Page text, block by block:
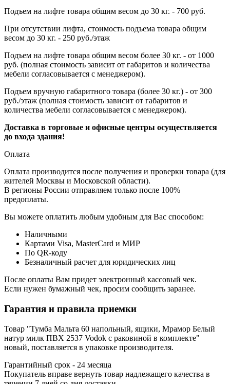
Подъем на лифте товара общим весом до 30 кг. - 700 руб.
При отсутствии лифта, стоимость подъема товара общим
весом до 30 кг. - 250 руб./этаж
Подъем на лифте товара общим весом более 30 кг. - от 1000
руб. (полная стоимость зависит от габаритов и количества
мебели согласовывается с менеджером).
Подъем вручную габаритного товара (более 30 кг.) - от 300
руб./этаж (полная стоимость зависит от габаритов и
количества мебели согласовывается с менеджером).
Доставка в торговые и офисные центры осуществляется
до входа здания!
Оплата
Оплата производится после получения и проверки товара (для
жителей Москвы и Московской области).
В регионы России отправляем только после 100%
предоплаты.
Вы можете оплатить любым удобным для Вас способом:
Наличными
Картами Visa, MasterCard и МИР
По QR-коду
Безналичный расчет для юридических лиц
После оплаты Вам придет электронный кассовый чек.
Если нужен бумажный чек, просим сообщить заранее.
Гарантия и правила приемки
Товар "Тумба Мальта 60 напольный, ящики, Мрамор Белый
натур милк ПВХ 2537 Vodok с раковиной в комплекте"
новый, поставляется в упаковке производителя.
Гарантийный срок - 24 месяца
Покупатель вправе вернуть товар надлежащего качества в